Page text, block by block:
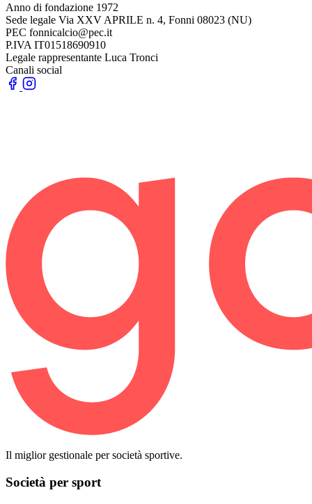
Anno di fondazione 1972
Sede legale Via XXV APRILE n. 4, Fonni 08023 (NU)
PEC fonnicalcio@pec.it
P.IVA IT01518690910
Legale rappresentante Luca Tronci
Canali social
Il miglior gestionale per società sportive.
Società per sport